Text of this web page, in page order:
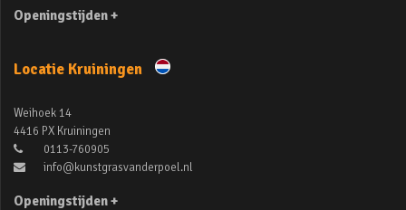
Openingstijden +
Locatie Kruiningen
Weihoek 14
4416 PX Kruiningen
0113-760905
info@kunstgrasvanderpoel.nl
Openingstijden +